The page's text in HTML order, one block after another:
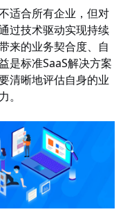
适合所有企业，但对
过技术驱动实现持续
来的业务契合度、自
是标准SaaS解决方案
清晰地评估自身的业